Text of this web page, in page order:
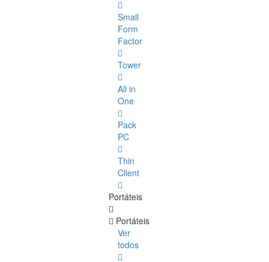
Small
Form
Factor
Tower
All in
One
Pack
PC
Thin
Client
Portáteis
Portáteis
Ver
todos